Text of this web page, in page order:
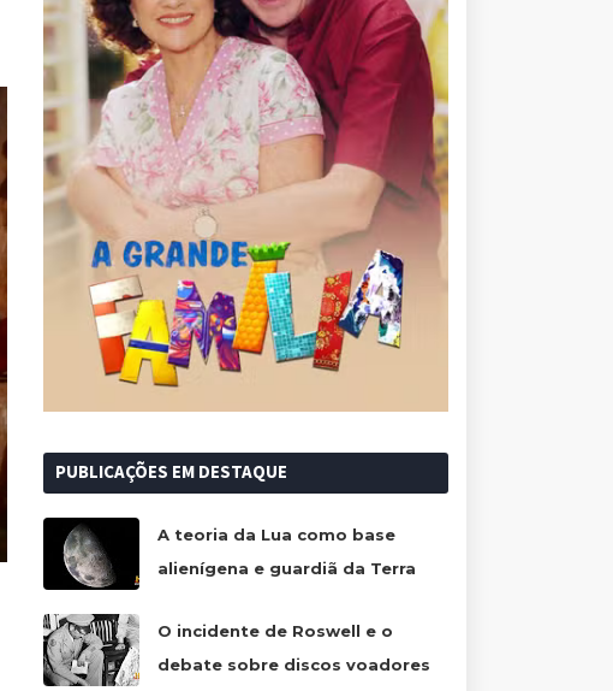
PUBLICAÇÕES EM DESTAQUE
A teoria da Lua como base
alienígena e guardiã da Terra
O incidente de Roswell e o
debate sobre discos voadores